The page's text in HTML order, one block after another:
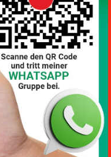
immer sehr